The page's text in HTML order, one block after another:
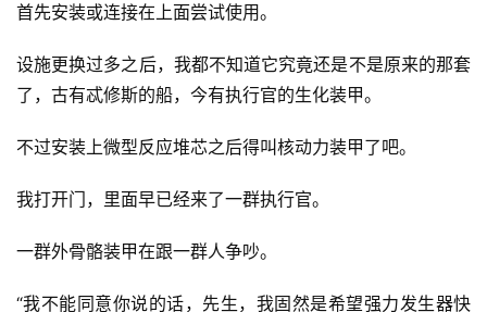
首先安装或连接在上面尝试使用。
设施更换过多之后，我都不知道它究竟还是不是原来的那套
了，古有忒修斯的船，今有执行官的生化装甲。
不过安装上微型反应堆芯之后得叫核动力装甲了吧。
我打开门，里面早已经来了一群执行官。
一群外骨骼装甲在跟一群人争吵。
“我不能同意你说的话，先生，我固然是希望强力发生器快